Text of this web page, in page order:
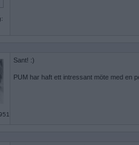
Sant! :)
PUM har haft ett intressant möte med en